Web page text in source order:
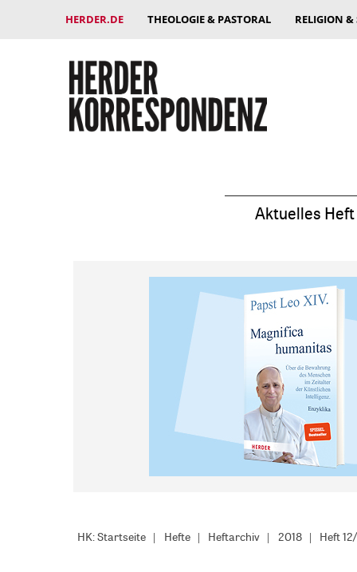
HERDER.DE THEOLOGIE & PASTORAL RELIGION
Aktuelles Heft
HK: Startseite Hefte Heftarchiv 2018 Heft